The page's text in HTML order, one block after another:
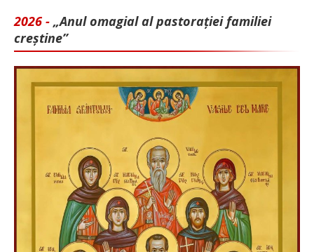
2026 - „Anul omagial al pastorației familiei
creștine”